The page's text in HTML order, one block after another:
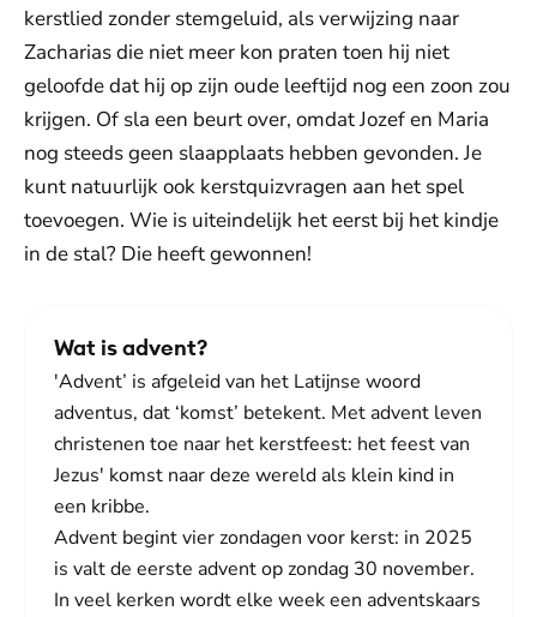
kerstlied zonder stemgeluid, als verwijzing naar
Zacharias die niet meer kon praten toen hij niet
geloofde dat hij op zijn oude leeftijd nog een zoon zou
krijgen. Of sla een beurt over, omdat Jozef en Maria
nog steeds geen slaapplaats hebben gevonden. Je
kunt natuurlijk ook kerstquizvragen aan het spel
toevoegen. Wie is uiteindelijk het eerst bij het kindje
in de stal? Die heeft gewonnen!
Wat is advent?
'Advent’ is afgeleid van het Latijnse woord
adventus, dat ‘komst’ betekent. Met advent leven
christenen toe naar het kerstfeest: het feest van
Jezus' komst naar deze wereld als klein kind in
een kribbe.
Advent begint vier zondagen voor kerst: in 2025
is valt de eerste advent op zondag 30 november.
In veel kerken wordt elke week een adventskaars